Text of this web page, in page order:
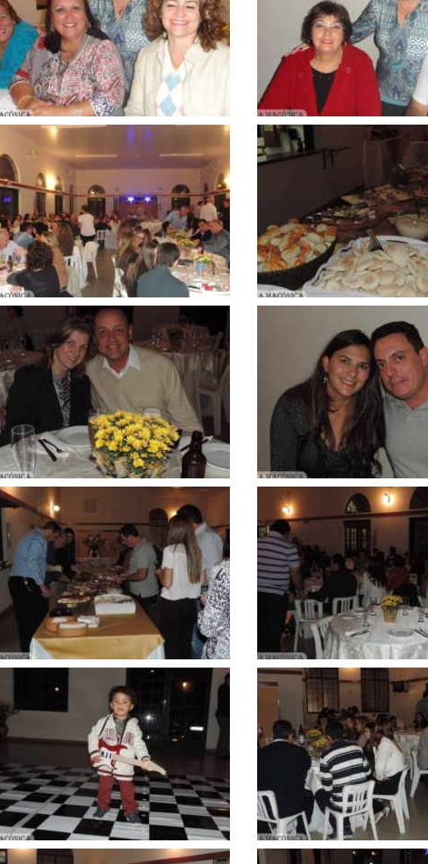
ampliar
Clique
para
ampliar
Clique
para
ampliar
Clique
para
ampliar